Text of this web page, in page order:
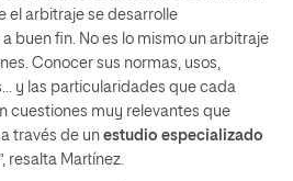
el arbitraje se desarrolle
buen fin. No es lo mismo un arbitraje
Conocer sus normas, usos,
y las particularidades que cada
cuestiones muy relevantes que
través de un estudio especializado
resalta Martínez.